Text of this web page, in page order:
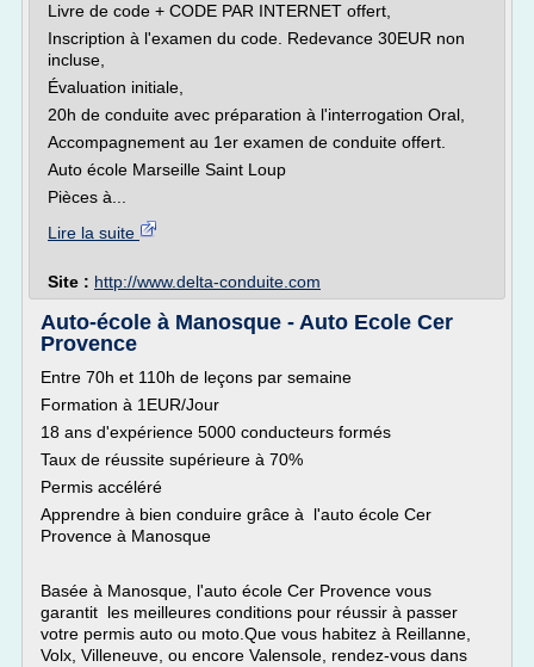
Livre de code + CODE PAR INTERNET offert,
Inscription à l'examen du code. Redevance 30EUR non
incluse,
Évaluation initiale,
20h de conduite avec préparation à l'interrogation Oral,
Accompagnement au 1er examen de conduite offert.
Auto école Marseille Saint Loup
Pièces à...
Lire la suite
Site : http://www.delta-conduite.com
Auto-école à Manosque - Auto Ecole Cer
Provence
Entre 70h et 110h de leçons par semaine
Formation à 1EUR/Jour
18 ans d'expérience 5000 conducteurs formés
Taux de réussite supérieure à 70%
Permis accéléré
Apprendre à bien conduire grâce à l'auto école Cer
Provence à Manosque
Basée à Manosque, l'auto école Cer Provence vous
garantit les meilleures conditions pour réussir à passer
votre permis auto ou moto.Que vous habitez à Reillanne,
Volx, Villeneuve, ou encore Valensole, rendez-vous dans